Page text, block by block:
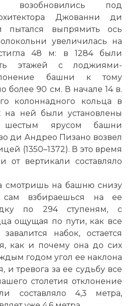
возобновились под
Джованни ди
пытался выпрямить ось
увеличилась на
48 м: в 1284 были
этажей с лоджиями-
башни к тому
более 90 см. В начале 14 в.
колоннадного кольца в
на ней были установлены
шестым ярусом башни
ди Андрео Пизано возвел
(1350–1372). В это время
от вертикали составляло
смотришь на башню снизу
взбираешься на ее
по 294 ступеням, с
ощущая по пути, как все
набок, остается
как и почему она до сих
годом угол ее наклона
и тревога за ее судьбу все
столетия отклонение
составляло 4,3 метра,